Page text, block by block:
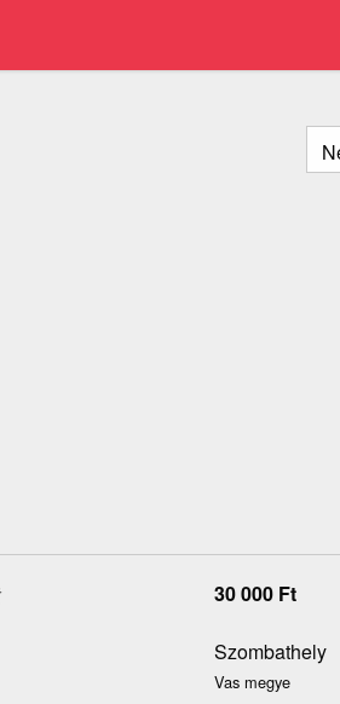
30 000 Ft
Szombathely
Vas megye